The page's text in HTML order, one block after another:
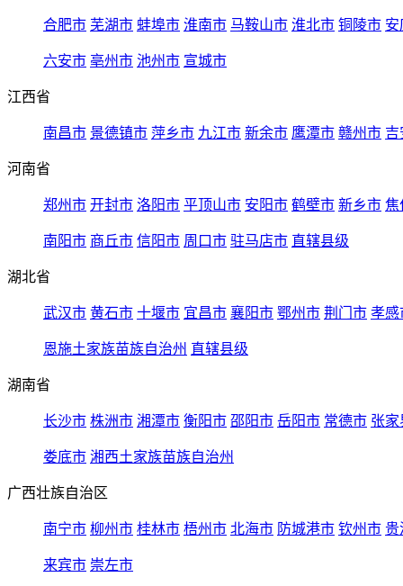
合肥市 芜湖市 蚌埠市 淮南市 马鞍山市 淮北市 铜陵市 安
六安市 亳州市 池州市 宣城市
江西省
南昌市 景德镇市 萍乡市 九江市 新余市 鹰潭市 赣州市 吉
河南省
郑州市 开封市 洛阳市 平顶山市 安阳市 鹤壁市 新乡市 焦
南阳市 商丘市 信阳市 周口市 驻马店市 直辖县级
湖北省
武汉市 黄石市 十堰市 宜昌市 襄阳市 鄂州市 荆门市 孝感
恩施土家族苗族自治州 直辖县级
湖南省
长沙市 株洲市 湘潭市 衡阳市 邵阳市 岳阳市 常德市 张家
娄底市 湘西土家族苗族自治州
广西壮族自治区
南宁市 柳州市 桂林市 梧州市 北海市 防城港市 钦州市 贵
来宾市 崇左市